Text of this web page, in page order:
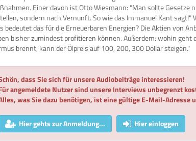
Einer davon ist Otto Wiesmann: "Man sollte Gesetze
sondern nach Vernunft. So wie das Immanuel Kant sagt!"
bedeutet das für die Erneuerbaren Energien? Die Aktien von
bisher zumindest profitieren können. Außerdem: wohin geht
brennt, kann der Ölpreis auf 100, 200, 300 Dollar steigen."
dass Sie sich für unsere Audiobeiträge interessieren!
angemeldete Nutzer sind unsere Interviews unbegrenzt
was Sie dazu benötigen, ist eine gültige E-Mail-Adresse
Hier gehts zur Anmeldung... Hier einloggen